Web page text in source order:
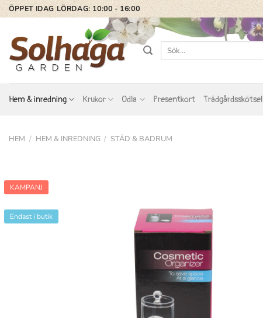
Skip
to
content
ÖPPET IDAG LÖRDAG: 10:00 - 16:00
Sök
Hem & inredning Krukor Odla Presentkort Trädgårdsskötsel
HEM / HEM & INREDNING / STÄD & BADRUM
KAMPANJ
Endast i butik